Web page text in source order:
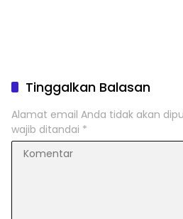
Tinggalkan Balasan
Alamat email Anda tidak akan
wajib ditandai *